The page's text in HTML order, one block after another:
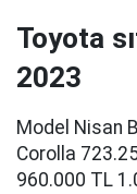
Toyota
2023
Model Nisan
Corolla
960.000 TL